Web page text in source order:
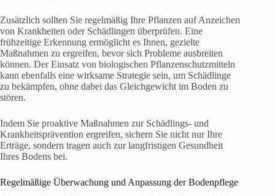
Zusätzlich sollten Sie regelmäßig Ihre Pflanzen auf Anzeichen
von Krankheiten oder Schädlingen überprüfen. Eine
frühzeitige Erkennung ermöglicht es Ihnen, gezielte
Maßnahmen zu ergreifen, bevor sich Probleme ausbreiten
können. Der Einsatz von biologischen Pflanzenschutzmitteln
kann ebenfalls eine wirksame Strategie sein, um Schädlinge
zu bekämpfen, ohne dabei das Gleichgewicht im Boden zu
stören.
Indem Sie proaktive Maßnahmen zur Schädlings- und
Krankheitsprävention ergreifen, sichern Sie nicht nur Ihre
Erträge, sondern tragen auch zur langfristigen Gesundheit
Ihres Bodens bei.
Regelmäßige Überwachung und Anpassung der Bodenpflege